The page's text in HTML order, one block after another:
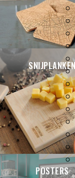
POSTERS